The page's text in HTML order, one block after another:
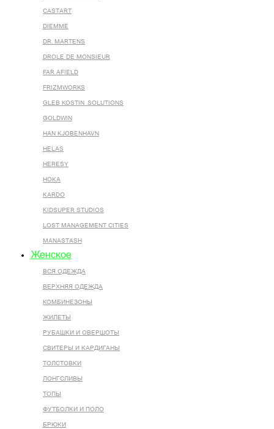
CASTART
DIEMME
DR. MARTENS
DROLE DE MONSIEUR
FAR AFIELD
FRIZMWORKS
GLEB KOSTIN .SOLUTIONS
GOLDWIN
HAN KJOBENHAVN
HELAS
HERESY
HOKA
KARDO
KIDSUPER STUDIOS
LOST MANAGEMENT CITIES
MANASTASH
Женское
ВСЯ ОДЕЖДА
ВЕРХНЯЯ ОДЕЖДА
КОМБИНЕЗОНЫ
ЖИЛЕТЫ
РУБАШКИ И ОВЕРШОТЫ
СВИТЕРЫ И КАРДИГАНЫ
ТОЛСТОВКИ
ЛОНГСЛИВЫ
ТОПЫ
ФУТБОЛКИ И ПОЛО
БРЮКИ